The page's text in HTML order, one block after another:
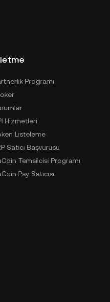
Programı
Hizmetleri
Listeleme
Satıcı Başvurusu
Temsilcisi Programı
Pay Satıcısı